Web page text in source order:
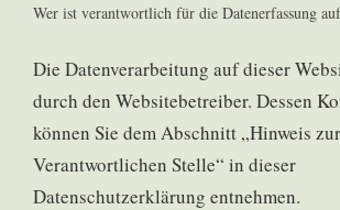
Wer ist verantwortlich für die Datenerfassung
Die Datenverarbeitung auf dieser
durch den Websitebetreiber. Dessen
können Sie dem Abschnitt „Hinweis zur
Verantwortlichen Stelle“ in dieser
Datenschutzerklärung entnehmen.